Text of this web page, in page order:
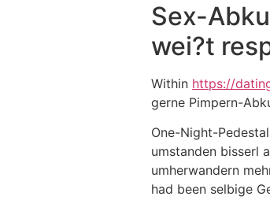
Sex-
wei?t
Within https://
gerne Pimpern-
One-Night-
umstanden bisserl
umherwandern
had been selbige